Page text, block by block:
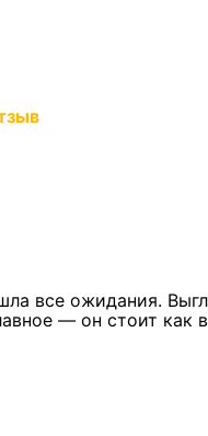
все ожидания.
— он стоит